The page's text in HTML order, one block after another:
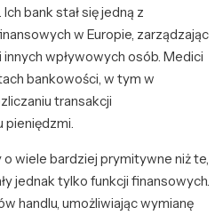
bank stał się jedną z
w Europie, zarządzając
wpływowych osób. Medici
bankowości, w tym w
transakcji
pieniędzmi.
o wiele bardziej prymitywne niż te,
jednak tylko funkcji finansowych.
handlu, umożliwiając wymianę